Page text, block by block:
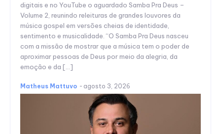
digitais e no YouTube o aguardado Samba Pra Deus –
Volume 2, reunindo releituras de grandes louvores da
música gospel em versões cheias de identidade,
sentimento e musicalidade. “O Samba Pra Deus nasceu
com a missão de mostrar que a música tem o poder de
aproximar pessoas de Deus por meio da alegria, da
emoção e da […]
Matheus Mattuvo - agosto 3, 2026